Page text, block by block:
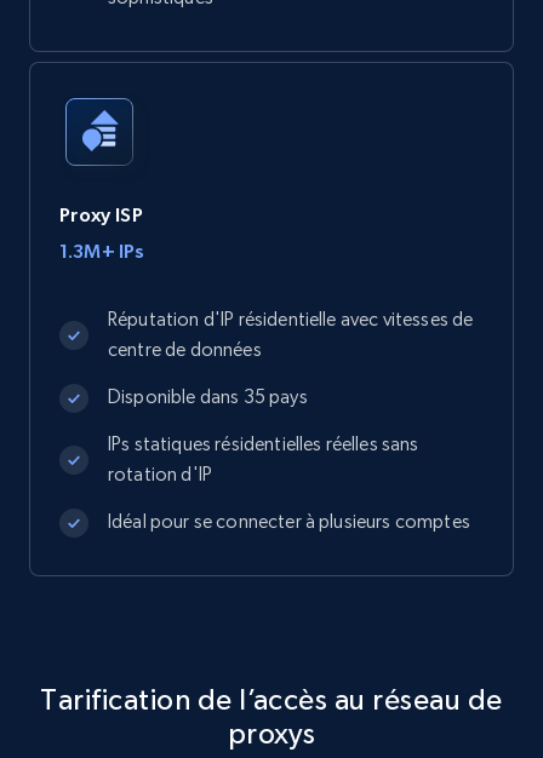
Proxy ISP
1.3M+ IPs
Réputation d'IP résidentielle avec vitesses de
centre de données
Disponible dans 35 pays
IPs statiques résidentielles réelles sans
rotation d'IP
Idéal pour se connecter à plusieurs comptes
Tarification de l’accès au réseau de
proxys